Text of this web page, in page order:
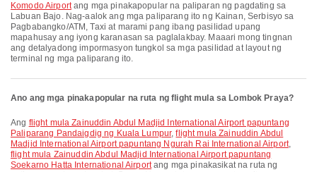
Komodo Airportang mga pinakapopular na paliparan ng pagdating sa
Labuan Bajo. Nag-aalok ang mga paliparang ito ng Kainan, Serbisyo sa
Pagbabangko/ATM, Taxi at marami pang ibang pasilidad upang
mapahusay ang iyong karanasan sa paglalakbay. Maaari mong tingnan
ang detalyadong impormasyon tungkol sa mga pasilidad at layout ng
terminal ng mga paliparang ito.
Ano ang mga pinakapopular na ruta ng flight mula sa Lombok Praya?
Ang flight mula Zainuddin Abdul Madjid International Airport papuntang
Paliparang Pandaigdig ng Kuala Lumpur,flight mula Zainuddin Abdul
Madjid International Airport papuntang Ngurah Rai International Airport,
flight mula Zainuddin Abdul Madjid International Airport papuntang
Soekarno Hatta International Airportang mga pinakasikat na ruta ng